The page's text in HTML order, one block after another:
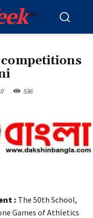
PRO
0 536
: The 50th School,
Games of Athletics